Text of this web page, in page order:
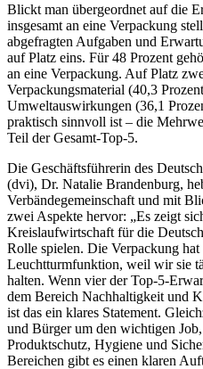
Blickt man übergeordnet auf die
insgesamt an eine Verpackung
abgefragten Aufgaben und
auf Platz eins. Für 48 Prozent
an eine Verpackung. Auf Platz
Verpackungsmaterial (40,3
Umweltauswirkungen (36,1
praktisch sinnvoll ist – die
Teil der Gesamt-Top-5.
Die Geschäftsführerin des
(dvi), Dr. Natalie Brandenburg,
Verbändegemeinschaft und mit
zwei Aspekte hervor: „Es zeigt
Kreislaufwirtschaft für die
Rolle spielen. Die Verpackung
Leuchtturmfunktion, weil wir sie
halten. Wenn vier der Top-5-
dem Bereich Nachhaltigkeit und
ist das ein klares Statement.
und Bürger um den wichtigen
Produktschutz, Hygiene und
Bereichen gibt es einen klaren